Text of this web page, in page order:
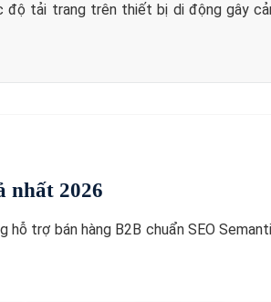
độ tải trang trên thiết bị di động gây
nhất 2026
trợ bán hàng B2B chuẩn SEO